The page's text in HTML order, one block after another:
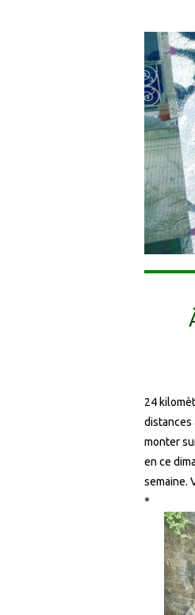
24
distances
monter
en ce
semaine.
*